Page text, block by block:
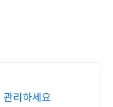
리하세요